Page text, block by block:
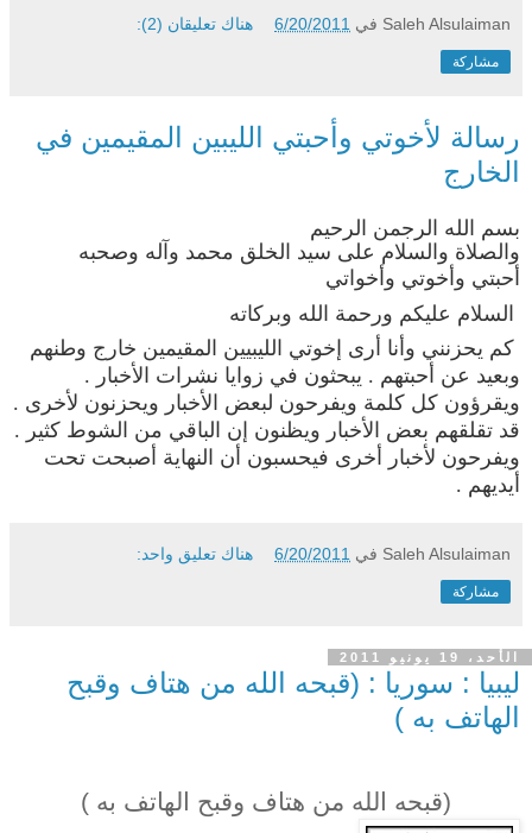
Saleh Alsulaiman في 6/20/2011 هناك تعليقان (2):
مشاركة
رسالة لأخوتي وأحبتي الليبين المقيمين في
الخارج
بسم الله الرجمن الرحيم
والصلاة والسلام على سيد الخلق محمد وآله وصحبه
أحبتي وأخوتي وأخواتي
السلام عليكم ورحمة الله وبركاته
كم يحزنني وأنا أرى إخوتي الليبيين المقيمين خارج وطنهم
وبعيد عن أحبتهم . يبحثون في زوايا نشرات الأخبار .
ويقرؤون كل كلمة ويفرحون لبعض الأخبار ويحزنون لأخرى .
قد تقلقهم بعض الأخبار ويظنون إن الباقي من الشوط كثير .
ويفرحون لأخبار أخرى فيحسبون أن النهاية أصبحت تحت
أيديهم .
Saleh Alsulaiman في 6/20/2011 هناك تعليق واحد:
مشاركة
الأحد، 19 يونيو 2011
ليبيا : سوريا : (قبحه الله من هتاف وقبح
الهاتف به )
(قبحه الله من هتاف وقبح الهاتف به )